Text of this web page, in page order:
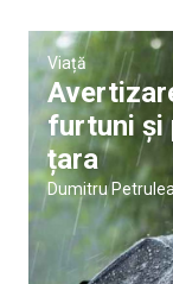
Viață
furtuni și
țara
Dumitru